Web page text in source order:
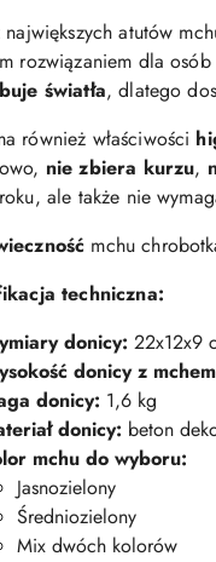
największych atutów
rozwiązaniem dla
światła, dlatego
również właściwości
nie zbiera kurzu,
ale także nie
mchu
techniczna:
donicy: 22x12x9
donicy z
donicy: 1,6 kg
donicy: beton
mchu do wyboru:
Jasnozielony
Średniozielony
Mix dwóch kolorów